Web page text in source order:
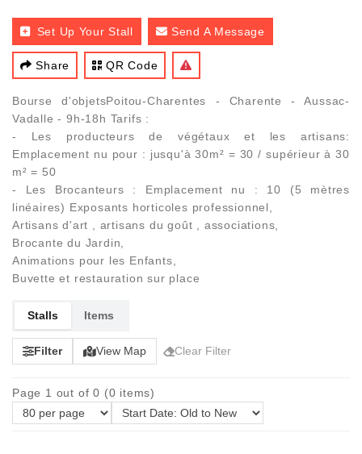
Set Up Your Stall Send A Message
Share QR Code
Bourse d'objetsPoitou-Charentes - Charente - Aussac-
Vadalle - 9h-18h Tarifs :
- Les producteurs de végétaux et les artisans:
Emplacement nu pour : jusqu'à 30m² = 30 / supérieur à 30
m² = 50
- Les Brocanteurs : Emplacement nu : 10 (5 mètres
linéaires) Exposants horticoles professionnel,
Artisans d'art , artisans du goût , associations,
Brocante du Jardin,
Animations pour les Enfants,
Buvette et restauration sur place
Stalls Items
Filter View Map Clear Filter
Page 1 out of 0 (0 items)